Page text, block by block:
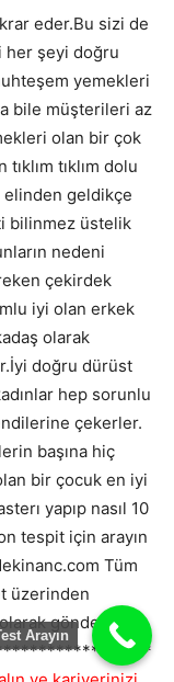
eder.Bu sizi de
her şeyi doğru
yemekleri
bile müşterileri az
olan bir çok
tıklım dolu
geldikçe
bilinmez üstelik
nedeni
çekirdek
iyi olan erkek
olarak
doğru dürüst
hep sorunlu
çekerler.
başına hiç
bir çocuk en iyi
yapıp nasıl 10
tespit için arayın
Tüm
üzerinden
gönderilir.
Arayın